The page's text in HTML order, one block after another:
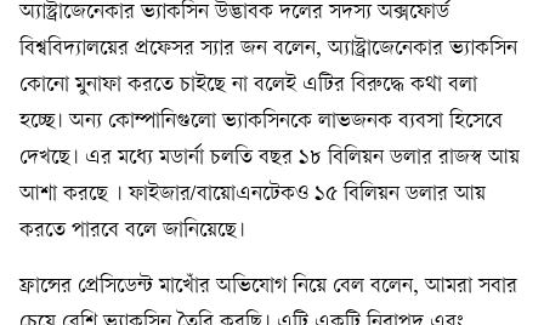
অ্যাস্ট্রাজেনেকার ভ্যাকসিন উদ্ভাবক দলের সদস্য অক্সফোর্ড
বিশ্ববিদ্যালয়ের প্রফেসর স্যার জন বলেন, অ্যাস্ট্রাজেনেকার ভ্যাকসিন
কোনো মুনাফা করতে চাইছে না বলেই এটির বিরুদ্ধে কথা বলা
হচ্ছে। অন্য কোম্পানিগুলো ভ্যাকসিনকে লাভজনক ব্যবসা হিসেবে
দেখছে। এর মধ্যে মডার্না চলতি বছর ১৮ বিলিয়ন ডলার রাজস্ব আয়
আশা করছে । ফাইজার/বায়োএনটেকও ১৫ বিলিয়ন ডলার আয়
করতে পারবে বলে জানিয়েছে।
ফ্রান্সের প্রেসিডেন্ট মাখোঁর অভিযোগ নিয়ে বেল বলেন, আমরা সবার